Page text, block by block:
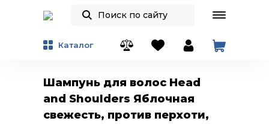
Каталог
Шампунь для волос Head
and Shoulders Яблочная
свежесть, против перхоти,